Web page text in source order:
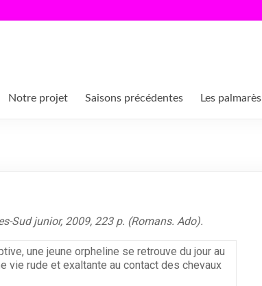
Notre projet Saisons précédentes Les palmarès
Sud junior, 2009, 223 p. (Romans. Ado).
une jeune orpheline se retrouve du jour au
vie rude et exaltante au contact des chevaux